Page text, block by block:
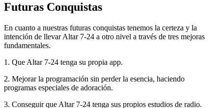
Futuras Conquistas
En cuanto a nuestras futuras conquistas tenemos la certeza y la
intención de llevar Altar 7-24 a otro nivel a través de tres mejoras
fundamentales.
1. Que Altar 7-24 tenga su propia app.
2. Mejorar la programación sin perder la esencia, haciendo
programas especiales de adoración.
3. Conseguir que Altar 7-24 tenga sus propios estudios de radio.